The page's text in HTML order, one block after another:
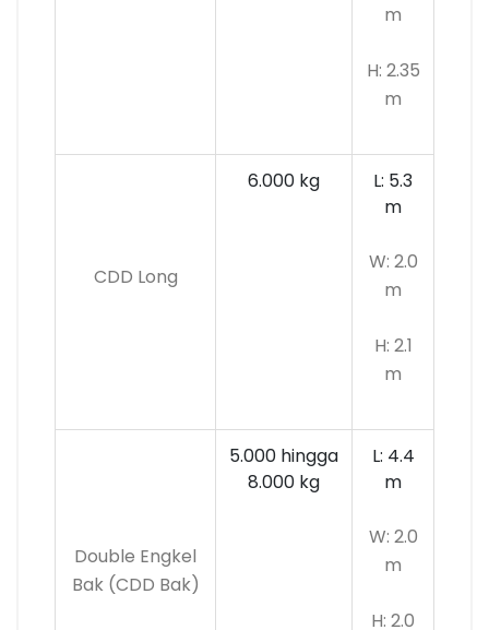
m
H: 2.35
m
CDD Long
6.000 kg
L: 5.3
m
W: 2.0
m
H: 2.1
m
Double Engkel
Bak (CDD Bak)
5.000 hingga
8.000 kg
L: 4.4
m
W: 2.0
m
H: 2.0